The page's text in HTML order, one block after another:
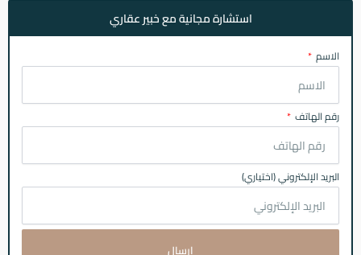
استشارة مجانية مع خبير عقاري
الاسم
رقم الهاتف
البريد الإلكتروني (اختياري)
إرسال